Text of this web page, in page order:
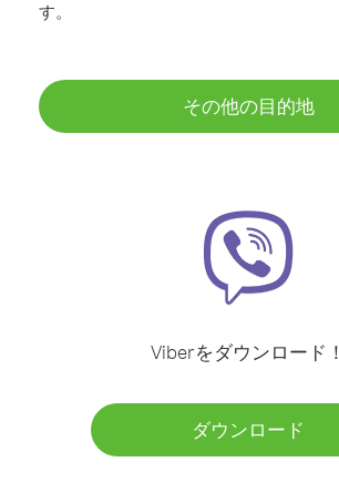
す。
その他の目的地
Viberをダウンロード！
ダウンロード